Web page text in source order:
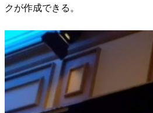
クが作成できる。